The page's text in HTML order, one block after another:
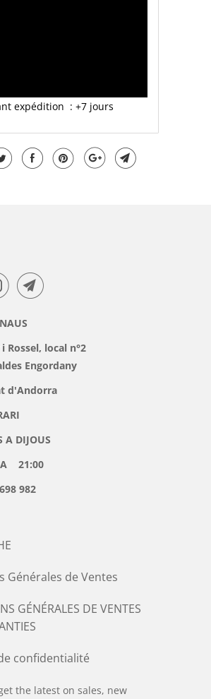
expédition : +7 jours
Rossel, local n°2
Engordany
d'Andorra
DIJOUS
21:00
982
Générales de Ventes
GÉNÉRALES DE VENTES
confidentialité
the latest on sales, new